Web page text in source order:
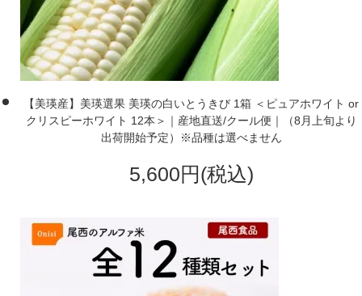
【美瑛産】美瑛選果 美瑛の白いとうきび 1箱 ＜ピュアホワイト or
クリスピーホワイト 12本＞｜産地直送/クール便｜（8月上旬より
出荷開始予定）※品種は選べません
5,600円(税込)